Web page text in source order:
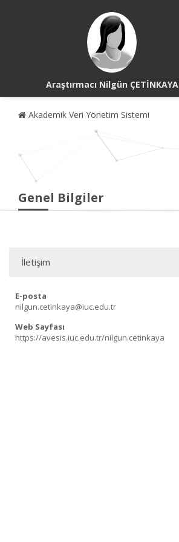
Araştırmacı Nilgün ÇETİNKAYA
Akademik Veri Yönetim Sistemi
Genel Bilgiler
İletişim
E-posta
nilgun.cetinkaya@iuc.edu.tr
Web Sayfası
https://avesis.iuc.edu.tr/nilgun.cetinkaya